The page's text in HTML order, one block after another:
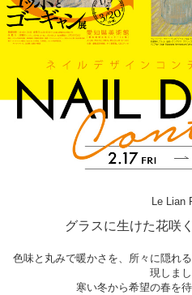
Le Lian
グラスに生けた花咲
色味と丸みで暖かさを、所々に隠れ
現しまし
寒い冬から希望の春を